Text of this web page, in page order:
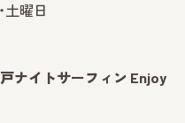
土曜日
ナイトサーフィン Enjoy